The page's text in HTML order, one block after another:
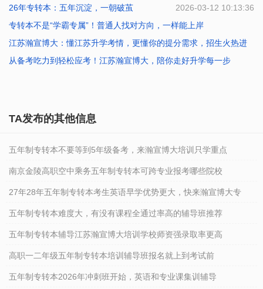
2026-07-01 09:54:04
26年专转本：五年沉淀，一朝破茧
2026-03-12 10:13:36
专转本不是“学霸专属”！普通人找对方向，一样能上岸
2026-02-11 10:40:47
江苏瀚宣博大：懂江苏升学考情，更懂你的提分需求，招生火热进
行
从备考吃力到轻松应考！江苏瀚宣博大，陪你走好升学每一步
TA发布的其他信息
五年制专转本不要等到5年级备考，来瀚宣博大培训只学重点
南京金陵高职空中乘务五年制专转本可跨专业报考哪些院校
27年28年五年制专转本考生英语早学优势更大，快来瀚宣博大专
五年制专转本难度大，有没有课程全通过率高的辅导班推荐
五年制专转本辅导江苏瀚宣博大培训学校师资强录取率更高
高职一二年级五年制专转本培训辅导班报名就上到考试前
五年制专转本2026年冲刺班开始，英语和专业课集训辅导